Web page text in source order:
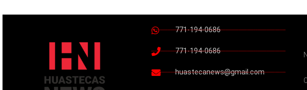
771-194-0686
771-194-0686
huastecanews@gmail.com